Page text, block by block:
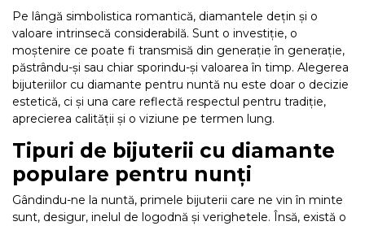
14K
18K
22K
PIATRA
Cu pietre
Diamante
Pe lângă simbolistica romantică, diamantele dețin și o
valoare intrinsecă considerabilă. Sunt o investiție, o
moștenire ce poate fi transmisă din generație în generație,
păstrându-și sau chiar sporindu-și valoarea în timp. Alegerea
bijuteriilor cu diamante pentru nuntă nu este doar o decizie
estetică, ci și una care reflectă respectul pentru tradiție,
aprecierea calității și o viziune pe termen lung.
Tipuri de bijuterii cu diamante
populare pentru nunți
Gândindu-ne la nuntă, primele bijuterii care ne vin în minte
sunt, desigur, inelul de logodnă și verighetele. Însă, există o